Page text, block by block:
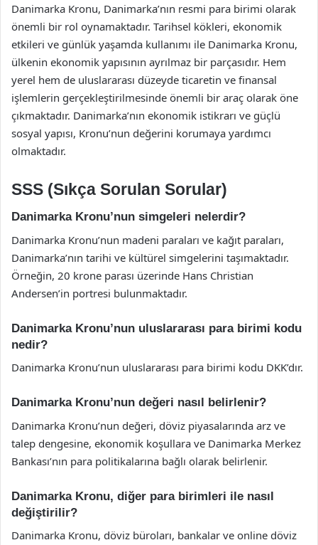
Danimarka Kronu, Danimarka’nın resmi para birimi olarak
önemli bir rol oynamaktadır. Tarihsel kökleri, ekonomik
etkileri ve günlük yaşamda kullanımı ile Danimarka Kronu,
ülkenin ekonomik yapısının ayrılmaz bir parçasıdır. Hem
yerel hem de uluslararası düzeyde ticaretin ve finansal
işlemlerin gerçekleştirilmesinde önemli bir araç olarak öne
çıkmaktadır. Danimarka’nın ekonomik istikrarı ve güçlü
sosyal yapısı, Kronu’nun değerini korumaya yardımcı
olmaktadır.
SSS (Sıkça Sorulan Sorular)
Danimarka Kronu’nun simgeleri nelerdir?
Danimarka Kronu’nun madeni paraları ve kağıt paraları,
Danimarka’nın tarihi ve kültürel simgelerini taşımaktadır.
Örneğin, 20 krone parası üzerinde Hans Christian
Andersen’in portresi bulunmaktadır.
Danimarka Kronu’nun uluslararası para birimi kodu
nedir?
Danimarka Kronu’nun uluslararası para birimi kodu DKK’dır.
Danimarka Kronu’nun değeri nasıl belirlenir?
Danimarka Kronu’nun değeri, döviz piyasalarında arz ve
talep dengesine, ekonomik koşullara ve Danimarka Merkez
Bankası’nın para politikalarına bağlı olarak belirlenir.
Danimarka Kronu, diğer para birimleri ile nasıl
değiştirilir?
Danimarka Kronu, döviz büroları, bankalar ve online döviz